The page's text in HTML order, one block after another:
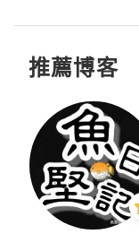
推薦博客